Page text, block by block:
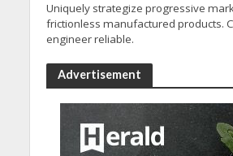
Uniquely strategize progressive
frictionless manufactured products.
engineer reliable.
Advertisement